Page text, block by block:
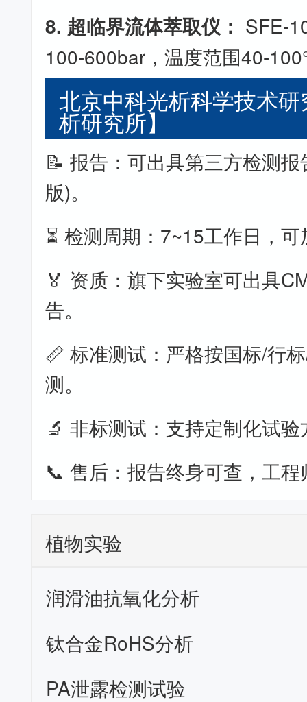
8. 超临界流体萃取仪： SFE-
100-600bar，温度范围40-
北京中科光析科学技术
析研究所】
📝 报告：可出具第三方检测
版)。
⏳ 检测周期：7~15工作日，
🏅 资质：旗下实验室可出具
告。
📏 标准测试：严格按国标/行
测。
🔬 非标测试：支持定制化试
📞 售后：报告终身可查，工
植物实验
润滑油抗氧化分析
钛合金RoHS分析
PA泄露检测试验